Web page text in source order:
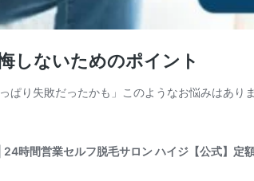
しないためのポイント
ぱり失敗だったかも」このようなお悩みはあ
時間営業セルフ脱毛サロン ハイジ【公式】定